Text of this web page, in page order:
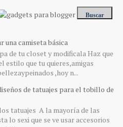
una camiseta básica
de tu closet y modificala Haz que
estilo que tu quieres,amigas
,hoy n...
de tatuajes para el tobillo de
tatuajes A la mayoría de las
lo sexi que se ve usar accesorios